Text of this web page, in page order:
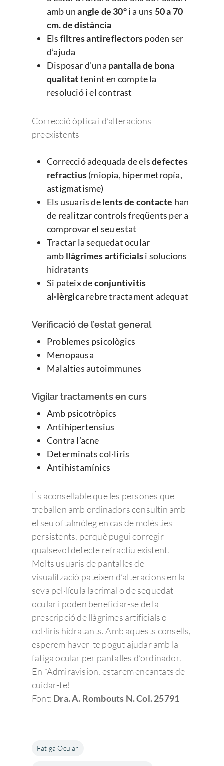
amb unangle de 30°i a uns 50 a 70
cm. de distància
Els filtres antireflectorspoden ser
d’ajuda
Disposar d’una pantalla de bona
qualitattenint en compte la
resolució i el contrast
Correcció òptica i d’alteracions
preexistents
Correcció adequada de elsdefectes
refractius(miopia, hipermetropía,
astigmatisme)
Els usuaris delents de contacte han
de realitzar controls freqüents per a
comprovar el seu estat
Tractar la sequedat ocular
amb llàgrimes artificialsi solucions
hidratants
Si pateix deconjuntivitis
al·lèrgicarebre tractament adequat
Verificació de l’estat general
Problemes psicològics
Menopausa
Malalties autoimmunes
Vigilar tractaments en curs
Amb psicotròpics
Antihipertensius
Contra l’acne
Determinats col·liris
Antihistamínics
És aconsellable que les persones que
treballen amb ordinadors consultin amb
el seu oftalmòleg en cas de molèsties
persistents, perquè pugui corregir
qualsevol defecte refractiu existent.
Molts usuaris de pantalles de
visualització pateixen d’alteracions en la
seva pel·lícula lacrimal o de sequedat
ocular i poden beneficiar-se de la
prescripció de llàgrimes artificials o
col·liris hidratants. Amb aquests consells,
esperem haver-te pogut ajudar amb la
fatiga ocular per pantalles d’ordinador.
En *Admiravision, estarem encantats de
cuidar-te!
Font: Dra. A. Rombouts N. Col. 25791
Fatiga Ocular
Otras…
Docencia
Sesiones clínicas